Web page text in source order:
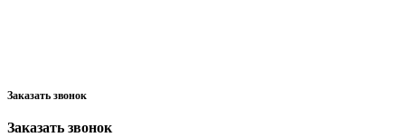
Заказать звонок
Заказать звонок